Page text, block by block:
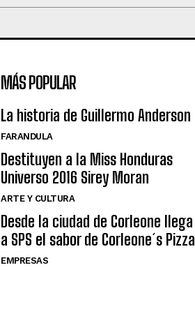
MÁS POPULAR
La historia de Guillermo Anderson
FARANDULA
Destituyen a la Miss Honduras
Universo 2016 Sirey Moran
ARTE Y CULTURA
Desde la ciudad de Corleone llega
a SPS el sabor de Corleone´s Pizza
EMPRESAS